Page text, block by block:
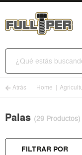
Atrás Home
Palas (29 Productos)
FILTRAR POR